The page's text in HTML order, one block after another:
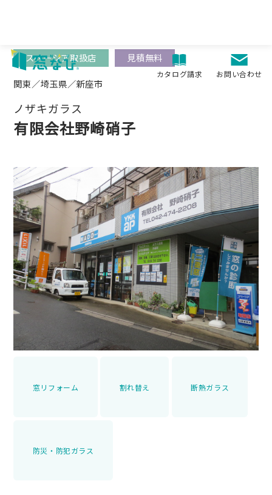
カタログ請求 お問い合わせ
関東／埼玉県／新座市
ノザキガラス
有限会社野崎硝子
スペーシア取扱店 見積無料
窓リフォーム 割れ替え 断熱ガラス
防災・防犯ガラス